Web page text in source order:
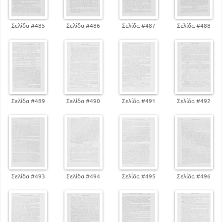
Σελίδα #485 Σελίδα #486 Σελίδα #487 Σελίδα #488
Σελίδα #489 Σελίδα #490 Σελίδα #491 Σελίδα #492
Σελίδα #493 Σελίδα #494 Σελίδα #495 Σελίδα #496